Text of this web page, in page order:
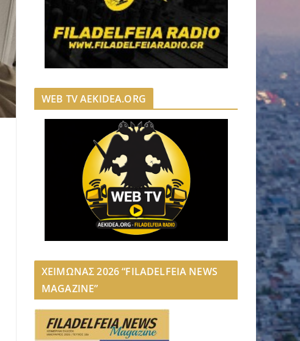
WEB TV AEKIDEA.ORG
ΧΕΙΜΩΝΑΣ 2026 “FILADELFEIA NEWS
MAGAZINE”